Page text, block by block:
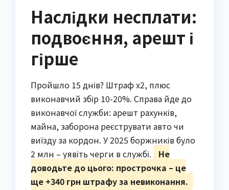
Наслідки несплати:
подвоєння, арешт і
гірше
Пройшло 15 днів? Штраф х2, плюс
виконавчий збір 10-20%. Справа йде до
виконавчої служби: арешт рахунків,
майна, заборона реєструвати авто чи
виїзду за кордон. У 2025 боржників було
2 млн – уявіть черги в службі.
Не
доводьте до цього: прострочка – це
ще +340 грн штрафу за невиконання.